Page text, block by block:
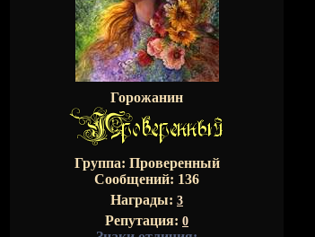
Горожанин
Группа: Проверенный
Сообщений: 136
Награды: 3
Репутация: 0